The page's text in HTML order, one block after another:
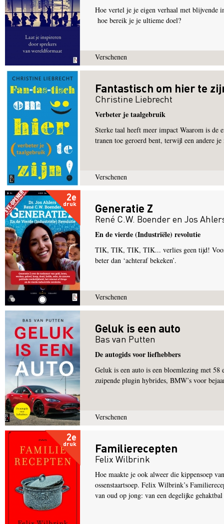
Hoe vertel je je eigen verhaal met blijvende
hoe bereik je je ultieme doel?
Verschenen
Fantastisch om hier te
Christine Liebrecht
Verbeter je taalgebruik
Sterke taal heeft meer impact Waarom is de
tranen toe geroerd bent, terwijl een andere je
Verschenen
2e
druk Generatie Z
René C.W. Boenderen Jos
En de vierde (Industriële) revolutie
TIK, TIK, TIK, TIK... verlies geen tijd! Voor
beter dan ‘achteraf bekeken’.
Verschenen
Geluk is een auto
Bas van Putten
De autogids voor liefhebbers
Geluk is een auto is een bloemlezing met
zuipende plugin hybrides, BMW’s voor
Verschenen
2e
druk Familierecepten
Felix Wilbrink
Hoe maakte je ook alweer die kippensoep
ossenstaartsoep. Felix Wilbrink’s
van oud op jong: van een degelijke